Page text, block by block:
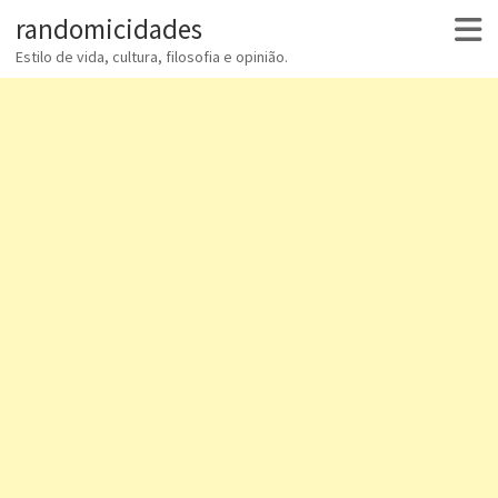
randomicidades
Estilo de vida, cultura, filosofia e opinião.